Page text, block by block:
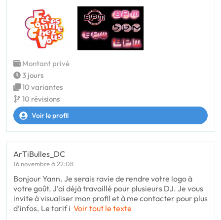
Montant privé
3 jours
10 variantes
10 révisions
Voir le profil
ArTiBulles_DC
16 novembre à 22:08
Bonjour Yann. Je serais ravie de rendre votre logo à
votre goût. J’ai déjà travaillé pour plusieurs DJ. Je vous
invite à visualiser mon profil et à me contacter pour plus
d’infos. Le tarif i Voir tout le texte